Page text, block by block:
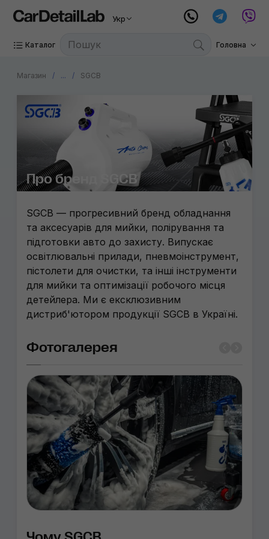
Укр
Каталог Головна
Магазин ... SGCB
Про бренд SGCB
SGCB — прогресивний бренд обладнання
та аксесуарів для мийки, полірування та
підготовки авто до захисту. Випускає
освітлювальні прилади, пневмоінструмент,
пістолети для очистки, та інші інструменти
для мийки та оптимізації робочого місця
детейлера. Ми є ексклюзивним
дистриб'ютором продукції SGCB в Україні.
Фотогалерея